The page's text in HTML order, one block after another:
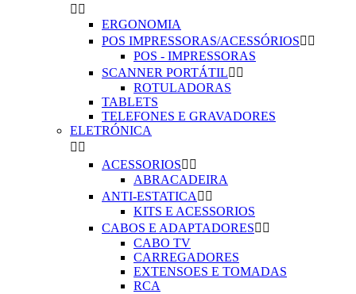
 
ERGONOMIA
POS IMPRESSORAS/ACESSÓRIOS 
POS - IMPRESSORAS
SCANNER PORTÁTIL 
ROTULADORAS
TABLETS
TELEFONES E GRAVADORES
ELETRÓNICA
 
ACESSORIOS 
ABRACADEIRA
ANTI-ESTATICA  
KITS E ACESSORIOS
CABOS E ADAPTADORES 
CABO TV
CARREGADORES
EXTENSOES E TOMADAS
RCA